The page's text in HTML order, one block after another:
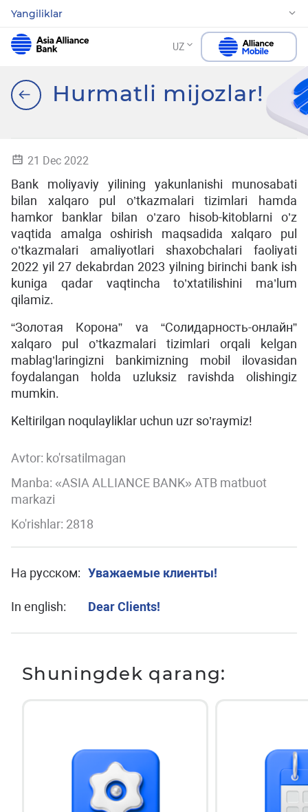
Yangiliklar
UZ
Hurmatli mijozlar!
21 Dec 2022
Bank moliyaviy yilining yakunlanishi munosabati
bilan xalqaro pul o’tkazmalari tizimlari hamda
hamkor banklar bilan o’zaro hisob-kitoblarni o’z
vaqtida amalga oshirish maqsadida xalqaro pul
o’tkazmalari amaliyotlari shaxobchalari faoliyati
2022 yil 27 dekabrdan 2023 yilning birinchi bank ish
kuniga qadar vaqtincha to’xtatilishini ma’lum
qilamiz.
“Золотая Корона” vа “Солидарность-онлайн”
xalqaro pul o’tkazmalari tizimlari orqali kelgan
mablag’laringizni bankimizning mobil ilovasidan
foydalangan holda uzluksiz ravishda olishingiz
mumkin.
Keltirilgan noqulayliklar uchun uzr so’raymiz!
Avtor: ko'rsatilmagan
Manba: «ASIA ALLIANCE BANK» ATB matbuot
markazi
Ko'rishlar: 2818
На русском: Уважаемые клиенты!
In english: Dear Clients!
Shuningdek qarang: